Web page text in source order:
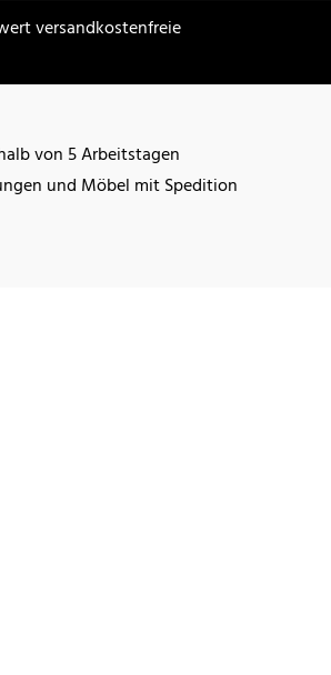
versandkostenfreie
von 5 Arbeitstagen
und Möbel mit Spedition